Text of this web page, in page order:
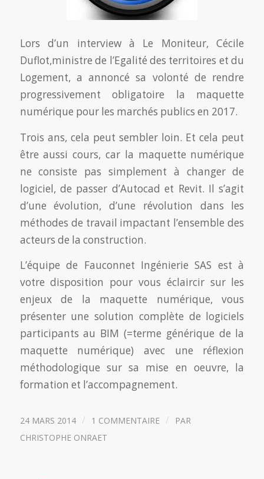
Lors d’un interview à Le Moniteur, Cécile
Duflot,ministre de l’Egalité des territoires et du
Logement, a annoncé sa volonté de rendre
progressivement obligatoire la maquette
numérique pour les marchés publics en 2017.
Trois ans, cela peut sembler loin. Et cela peut
être aussi cours, car la maquette numérique
ne consiste pas simplement à changer de
logiciel, de passer d’Autocad et Revit. Il s’agit
d’une évolution, d’une révolution dans les
méthodes de travail impactant l’ensemble des
acteurs de la construction.
L’équipe de Fauconnet Ingénierie SAS est à
votre disposition pour vous éclaircir sur les
enjeux de la maquette numérique, vous
présenter une solution complète de logiciels
participants au BIM (=terme générique de la
maquette numérique) avec une réflexion
méthodologique sur sa mise en oeuvre, la
formation et l’accompagnement.
24 MARS 2014 / 1 COMMENTAIRE /
PAR
CHRISTOPHE ONRAET